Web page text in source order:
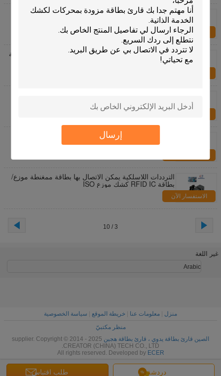
إرسال
موزع البطاقة الذكية EMV RFID لموقف للسيارات، موزع
بطاقة SIM ISO
الاستفسار الآن
موزع البطاقة الذكية RFID لنظام وقوف السيارات/جمهورية
صربسكا-232 موزع بطاقة الترددات اللاسلكية
موزع الاتصال بطاقة مغناطيسية تتفاعل، موزع بطاقة
الناقل التسلسلي العام للبطاقة الممغنطة
الترددات اللاسلكية يمكن الاتصال بها بطاقة ممغنطة موزع/
بطاقة RFID IC كشك موزع ISO
الاستفسار الآن
3 / 10
دردشة طلب اقتباس
غير اللغة
Arabic
منزل معلومات عنا خريطة الموقع
سياسة الخصوصية
منظر مكتبيّ
الصين قارئ بطاقة يدوي ، قارئ بطاقة هجين supplier. Copyright © 2014 - 2025
CREATOR (CHINA) TECH CO., LTD.
All rights reserved. Developed by ECER